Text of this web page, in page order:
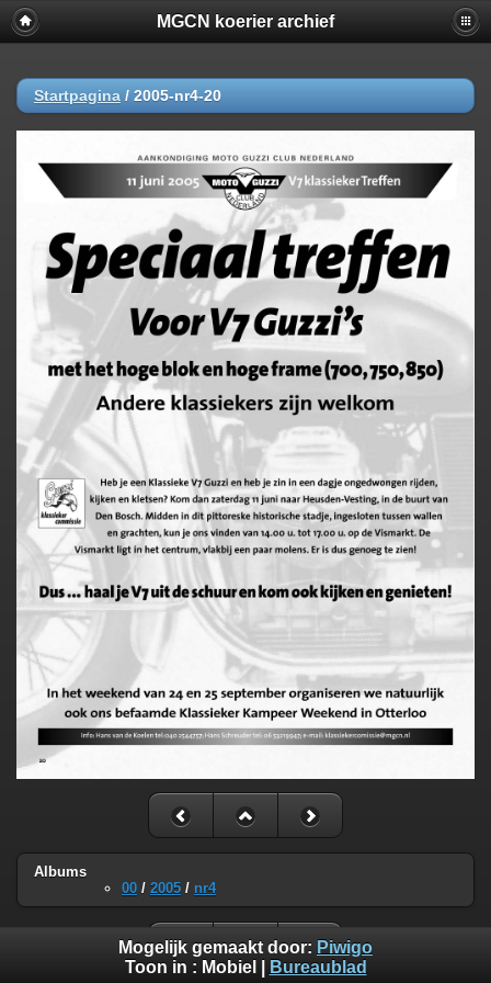
MGCN koerier archief
Startpagina / 2005-nr4-20
Albums
00 / 2005 / nr4
Mogelijk gemaakt door: Piwigo
Toon in : Mobiel Bureaublad